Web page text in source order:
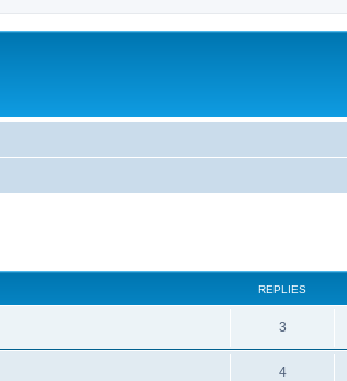
REPLIES
3
4